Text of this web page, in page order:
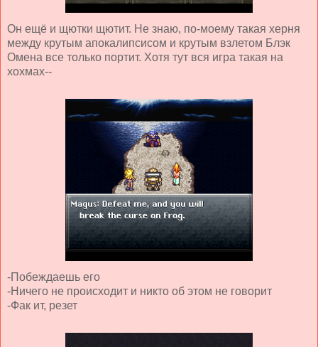
Он ещё и щютки щютит. Не знаю, по-моему такая херня
между крутым апокалипсисом и крутым взлетом Блэк
Омена все только портит. Хотя тут вся игра такая на
хохмах--
-Побеждаешь его
-Ничего не происходит и никто об этом не говорит
-Фак ит, резет